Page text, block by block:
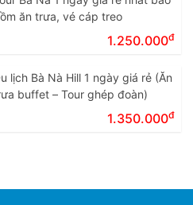
ăn trưa, vé cáp treo
1.250.000đ
lịch Bà Nà Hill 1 ngày giá rẻ (Ăn
buffet – Tour ghép đoàn)
1.350.000đ